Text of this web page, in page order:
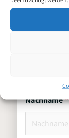
Nachname